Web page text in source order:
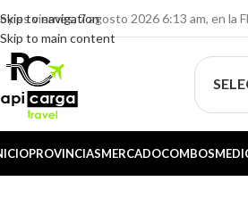
Skip to navigation
Skip to main content
es viernes, 7 agosto 2026 6:13 am, en la
PROVINCIASMERCADOCOMBOS